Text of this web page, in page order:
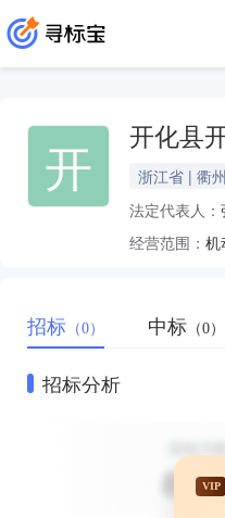
开 开化县
浙江省 | 衢
法定代表人：
经营范围： 机
招标 （0） 中标 （0）
招标分析
VIP